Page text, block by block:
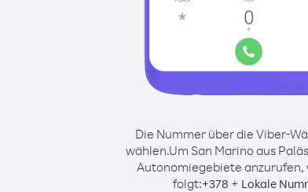
Die Nummer über die Viber-
wählen.Um San Marino aus
Autonomiegebiete anzurufen,
folgt:+378 + Lokale